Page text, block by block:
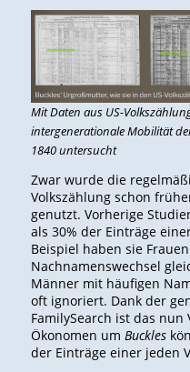
Mit Daten aus US-
intergenerationale Mobilität
1840 untersucht
Zwar wurde die
Volkszählung schon
genutzt. Vorherige
als 30% der Einträge
Beispiel haben sie
Nachnamenswechsel
Männer mit häufigen
oft ignoriert. Dank der
FamilySearch ist das
Ökonomen um Buckles
der Einträge einer jeden